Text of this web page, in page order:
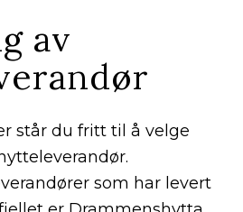
av
står du fritt til å velge
som har levert